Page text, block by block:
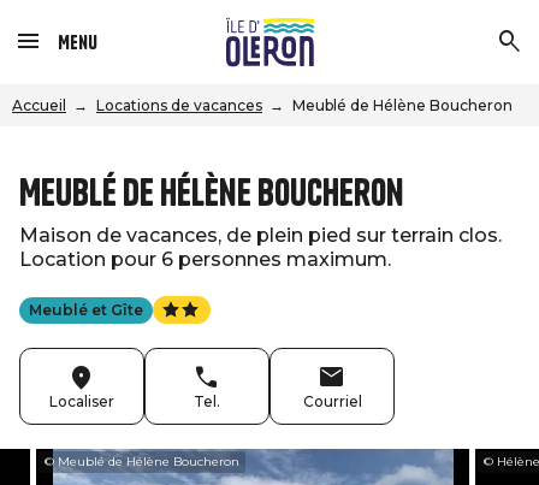
Menu
Accueil Locations de vacances Meublé de Hélène Boucheron
Meublé de Hélène Boucheron
Maison de vacances, de plein pied sur terrain clos.
Location pour 6 personnes maximum.
Meublé et Gîte
Localiser Tel. Courriel
© Meublé de Hélène Boucheron ©